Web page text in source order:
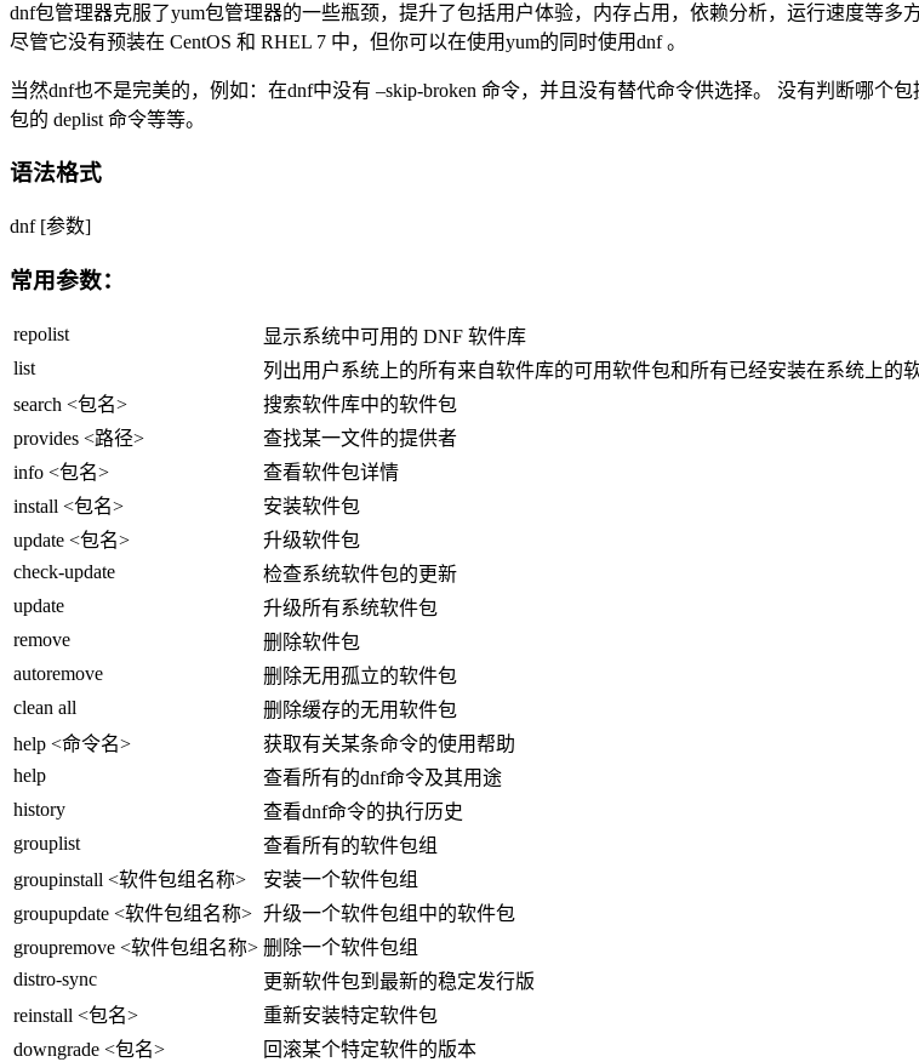
dnf包管理器克服了yum包管理器的一些瓶颈，提升了包括用户体验，内存占用，依赖分析，运行速度等多
尽管它没有预装在 CentOS 和 RHEL 7 中，但你可以在使用yum的同时使用dnf 。
当然dnf也不是完美的，例如：在dnf中没有 –skip-broken 命令，并且没有替代命令供选择。 没有判断哪个
包的 deplist 命令等等。
语法格式
dnf [参数]
常用参数：
repolist
显示系统中可用的 DNF 软件库
list
列出用户系统上的所有来自软件库的可用软件包和所有已经安装在系统上的
search <包名>
搜索软件库中的软件包
provides <路径>
查找某一文件的提供者
info <包名>
查看软件包详情
install <包名>
安装软件包
update <包名>
升级软件包
check-update
检查系统软件包的更新
update
升级所有系统软件包
remove
删除软件包
autoremove
删除无用孤立的软件包
clean all
删除缓存的无用软件包
help <命令名>
获取有关某条命令的使用帮助
help
查看所有的dnf命令及其用途
history
查看dnf命令的执行历史
grouplist
查看所有的软件包组
groupinstall <软件包组名称>
安装一个软件包组
groupupdate <软件包组名称> 升级一个软件包组中的软件包
groupremove <软件包组名称> 删除一个软件包组
distro-sync
更新软件包到最新的稳定发行版
reinstall <包名>
重新安装特定软件包
downgrade <包名>
回滚某个特定软件的版本